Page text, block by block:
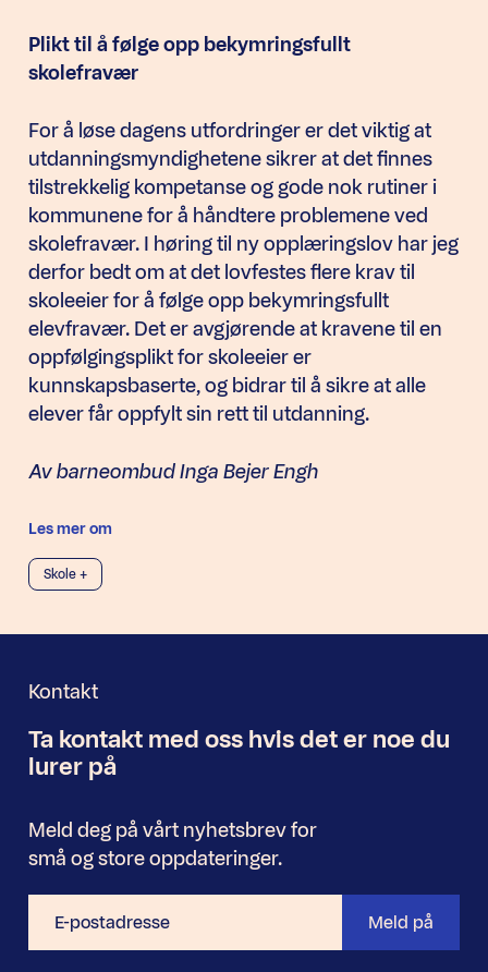
Plikt til å følge opp bekymringsfullt
skolefravær
For å løse dagens utfordringer er det viktig at
utdanningsmyndighetene sikrer at det finnes
tilstrekkelig kompetanse og gode nok rutiner i
kommunene for å håndtere problemene ved
skolefravær. I høring til ny opplæringslov har jeg
derfor bedt om at det lovfestes flere krav til
skoleeier for å følge opp bekymringsfullt
elevfravær. Det er avgjørende at kravene til en
oppfølgingsplikt for skoleeier er
kunnskapsbaserte, og bidrar til å sikre at alle
elever får oppfylt sin rett til utdanning.
Av barneombud Inga Bejer Engh
Les mer om
Skole +
Kontakt
Nyhetsbrev
Ta kontakt med oss hvis det er noe du
lurer på
Meld deg på vårt nyhetsbrev for
små og store oppdateringer.
postadresse
Meld på